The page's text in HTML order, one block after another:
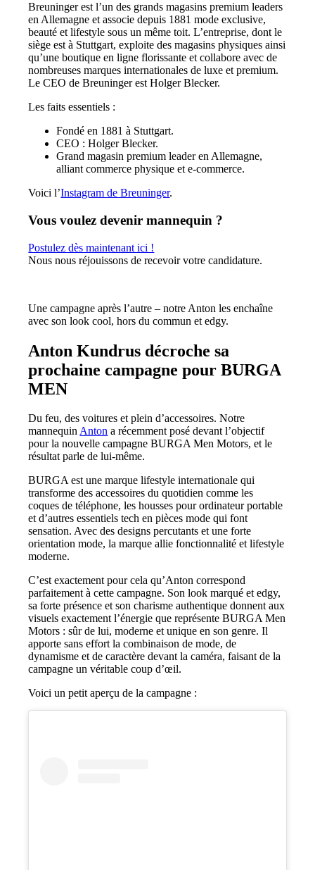
Breuninger est l’un des grands magasins premium leaders
en Allemagne et associe depuis 1881 mode exclusive,
beauté et lifestyle sous un même toit. L’entreprise, dont le
siège est à Stuttgart, exploite des magasins physiques ainsi
qu’une boutique en ligne florissante et collabore avec de
nombreuses marques internationales de luxe et premium.
Le CEO de Breuninger est Holger Blecker.
Les faits essentiels :
Fondé en 1881 à Stuttgart.
CEO : Holger Blecker.
Grand magasin premium leader en Allemagne,
alliant commerce physique et e-commerce.
Voici l’Instagram de Breuninger.
Vous voulez devenir mannequin ?
Postulez dès maintenant ici !
Nous nous réjouissons de recevoir votre candidature.
Une campagne après l’autre – notre Anton les enchaîne
avec son look cool, hors du commun et edgy.
Anton Kundrus décroche sa
prochaine campagne pour BURGA
MEN
Du feu, des voitures et plein d’accessoires. Notre
mannequinAnton a récemment posé devant l’objectif
pour la nouvelle campagne BURGA Men Motors, et le
résultat parle de lui-même.
BURGA est une marque lifestyle internationale qui
transforme des accessoires du quotidien comme les
coques de téléphone, les housses pour ordinateur portable
et d’autres essentiels tech en pièces mode qui font
sensation. Avec des designs percutants et une forte
orientation mode, la marque allie fonctionnalité et lifestyle
moderne.
C’est exactement pour cela qu’Anton correspond
parfaitement à cette campagne. Son look marqué et edgy,
sa forte présence et son charisme authentique donnent aux
visuels exactement l’énergie que représente BURGA Men
Motors : sûr de lui, moderne et unique en son genre. Il
apporte sans effort la combinaison de mode, de
dynamisme et de caractère devant la caméra, faisant de la
campagne un véritable coup d’œil.
Voici un petit aperçu de la campagne :